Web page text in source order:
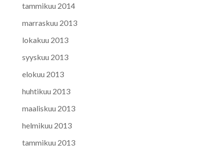
tammikuu 2014
marraskuu 2013
lokakuu 2013
syyskuu 2013
elokuu 2013
huhtikuu 2013
maaliskuu 2013
helmikuu 2013
tammikuu 2013